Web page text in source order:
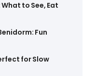
to See, Eat
Fun
for Slow